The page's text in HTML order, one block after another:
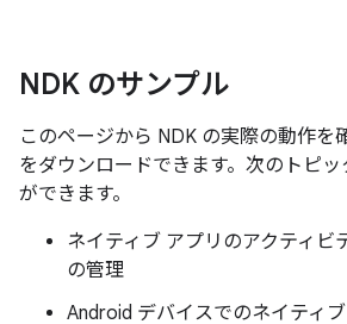
NDK のサンプル
このページから NDK の実際の動作を
をダウンロードできます。次のトピ
ができます。
ネイティブ アプリのアクティビ
の管理
Android デバイスでのネイティ